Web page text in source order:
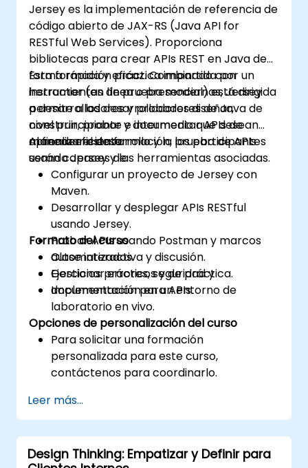
Jersey es la implementación de referencia de
código abierto de JAX-RS (Java API for
RESTful Web Services). Proporciona
bibliotecas para crear APIs REST en Java de
forma rápida y eficaz. Combinado con
herramientas de prueba modernas, Jersey
permite a los desarrolladores diseñar,
construir, probar y documentar APIs de
manera eficiente.
Esta formación práctica impartida por un
instructor (en línea o presencial) está dirigida
a desarrolladores y probadores de Java de
nivel principiante e intermedio que desean
aprender el desarrollo y la prueba de APIs
usando Jersey y las herramientas asociadas.
Al finalizar esta formación, los participantes
serán capaces de:
Configurar un proyecto de Jersey con
Maven.
Desarrollar y desplegar APIs RESTful
usando Jersey.
Probar APIs usando Postman y marcos
automatizados.
Gestionar errores, seguridad y
documentación para APIs.
Formato del curso
Clase interactiva y discusión.
Ejercicios prácticos y de práctica.
Implementación en un entorno de
laboratorio en vivo.
Opciones de personalización del curso
Para solicitar una formación
personalizada para este curso,
contáctenos para coordinarlo.
Leer más...
Design Thinking: Empatizar y Definir para